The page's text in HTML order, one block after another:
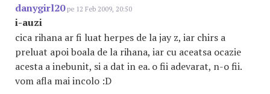
danygirl20pe 12 Feb 2009, 20:50
i-auzi
cica rihana ar fi luat herpes de la jay z, iar chirs a
preluat apoi boala de la rihana, iar cu aceatsa ocazie
acesta a inebunit, si a dat in ea. o fii adevarat, n-o fii.
vom afla mai incolo :D